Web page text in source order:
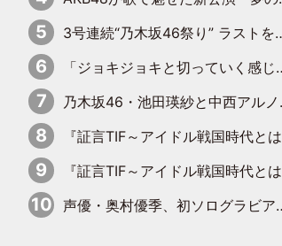
3号連続“乃木坂46祭り” ラストを飾るのは賀喜遥香…5年ぶりの登場に「5年分大人になった私を見ていただけたら」
「ジョキジョキと切っていく感じ」STU48中村舞、新しい挑戦は自らの手で
乃木坂46・池田瑛紗と中西アルノが「真冬のかき氷」騒動で火花散らす！ 因縁の裏にあるのは、逆境をともに“凌”ぐ似た者同士の絆
『証言TIF～アイドル戦国時代とはなんだったのか～』第11回：私立恵比寿中学・真山りか×安本彩花「TIFで10年ぶりのキョンシーメイクをしたら、場を完全に引かせてしまって。時代が変わったんだなって」
『証言TIF～アイドル戦国時代とはなんだったのか～』第6回：でんぱ組.inc・古川未鈴×相沢梨紗「『ハロプロやりたかったな』って言ったら、夢眠ねむさんに『てめえはでんぱ組．incなんだよ！』って肩パンされて(笑)」
声優・奥村優季、初ソログラビアで初ソロ表紙を飾る！ 初めて見せる表情や、声優を志したきっかけなどを語った必読のインタビューを掲載